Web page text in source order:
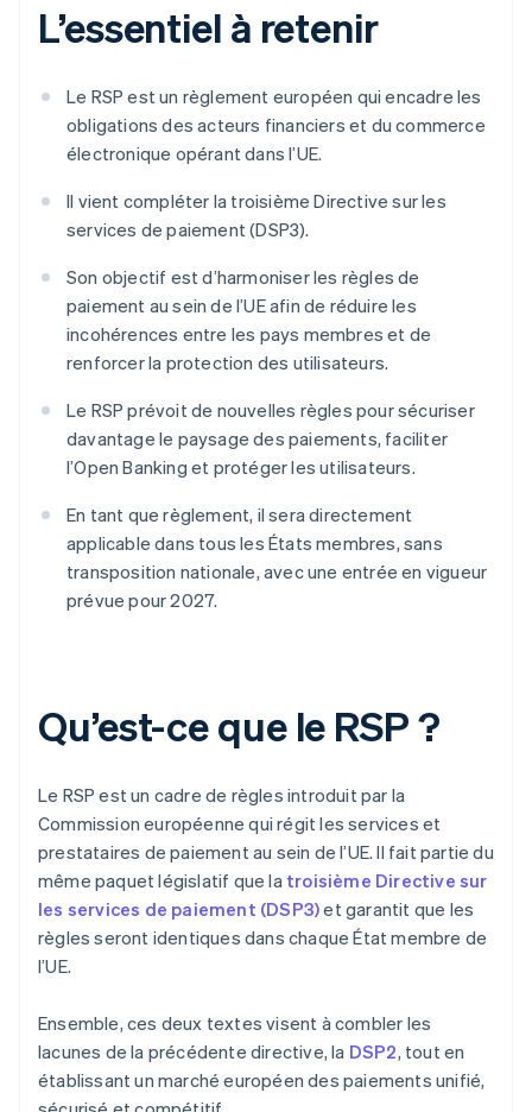
L’essentiel à retenir
Le RSP est un règlement européen qui encadre les
obligations des acteurs financiers et du commerce
électronique opérant dans l’UE.
Il vient compléter la troisième Directive sur les
services de paiement (DSP3).
Son objectif est d’harmoniser les règles de
paiement au sein de l’UE afin de réduire les
incohérences entre les pays membres et de
renforcer la protection des utilisateurs.
Le RSP prévoit de nouvelles règles pour sécuriser
davantage le paysage des paiements, faciliter
l’Open Banking et protéger les utilisateurs.
En tant que règlement, il sera directement
applicable dans tous les États membres, sans
transposition nationale, avec une entrée en vigueur
prévue pour 2027.
Qu’est-ce que le RSP ?
Le RSP est un cadre de règles introduit par la
Commission européenne qui régit les services et
prestataires de paiement au sein de l’UE. Il fait partie du
même paquet législatif que la troisième Directive sur
les services de paiement (DSP3)et garantit que les
règles seront identiques dans chaque État membre de
l’UE.
Ensemble, ces deux textes visent à combler les
lacunes de la précédente directive, la DSP2, tout en
établissant un marché européen des paiements unifié,